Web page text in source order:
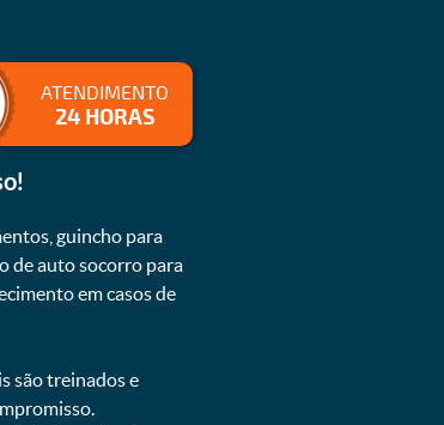
ATENDIMENTO
24 HORAS
guincho para
de auto socorro para
em casos de
são treinados e